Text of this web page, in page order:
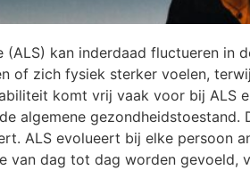
kan inderdaad fluctueren in
of zich fysiek sterker voelen,
komt vrij vaak voor bij
algemene
ALS evolueert bij elke persoon
van dag tot dag worden gevoeld,